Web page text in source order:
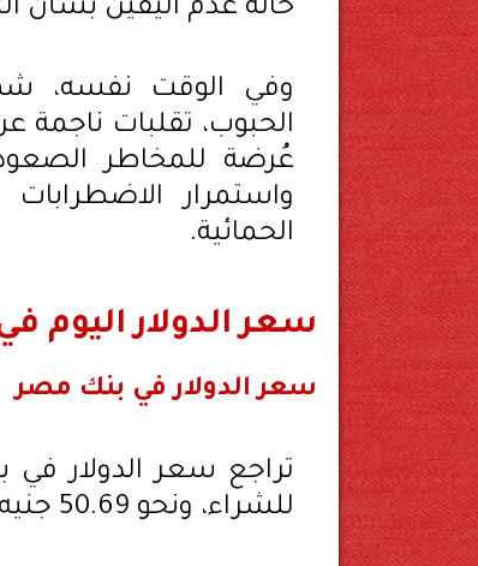
حالة عدم اليقين بشأن
وفي الوقت نفسه،
الحبوب، تقلبات ناجمة
عُرضة للمخاطر
واستمرار
الحمائية.
سعر الدولار اليوم
سعر الدولار في بنك مصر
للشراء، ونحو 50.69 جنيه للبيع.